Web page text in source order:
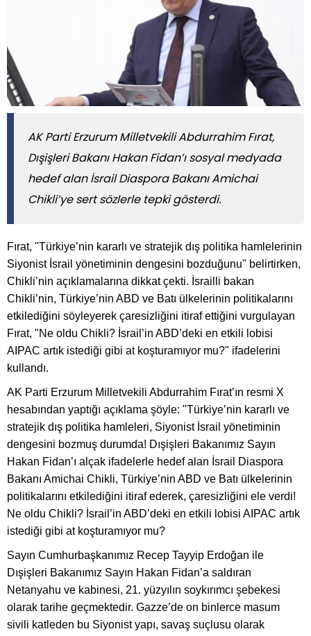
AK Parti Erzurum Milletvekili Abdurrahim Fırat,
Dışişleri Bakanı Hakan Fidan’ı sosyal medyada
hedef alan İsrail Diaspora Bakanı Amichai
Chikli’ye sert sözlerle tepki gösterdi.
Fırat, "Türkiye’nin kararlı ve stratejik dış politika hamlelerinin
Siyonist İsrail yönetiminin dengesini bozduğunu" belirtirken,
Chikli’nin açıklamalarına dikkat çekti. İsrailli bakan
Chikli’nin, Türkiye’nin ABD ve Batı ülkelerinin politikalarını
etkilediğini söyleyerek çaresizliğini itiraf ettiğini vurgulayan
Fırat, "Ne oldu Chikli? İsrail’in ABD’deki en etkili lobisi
AIPAC artık istediği gibi at koşturamıyor mu?" ifadelerini
kullandı.
AK Parti Erzurum Milletvekili Abdurrahim Fırat’ın resmi X
hesabından yaptığı açıklama şöyle: "Türkiye’nin kararlı ve
stratejik dış politika hamleleri, Siyonist İsrail yönetiminin
dengesini bozmuş durumda! Dışişleri Bakanımız Sayın
Hakan Fidan’ı alçak ifadelerle hedef alan İsrail Diaspora
Bakanı Amichai Chikli, Türkiye’nin ABD ve Batı ülkelerinin
politikalarını etkilediğini itiraf ederek, çaresizliğini ele verdi!
Ne oldu Chikli? İsrail’in ABD’deki en etkili lobisi AIPAC artık
istediği gibi at koşturamıyor mu?
Sayın Cumhurbaşkanımız Recep Tayyip Erdoğan ile
Dışişleri Bakanımız Sayın Hakan Fidan’a saldıran
Netanyahu ve kabinesi, 21. yüzyılın soykırımcı şebekesi
olarak tarihe geçmektedir. Gazze’de on binlerce masum
sivili katleden bu Siyonist yapı, savaş suçlusu olarak